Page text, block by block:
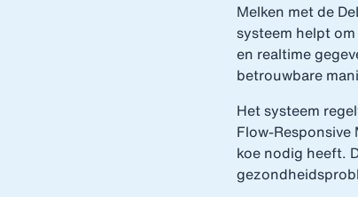
Melken met de
systeem helpt
en realtime
betrouwbare
Het systeem
koe nodig heeft.